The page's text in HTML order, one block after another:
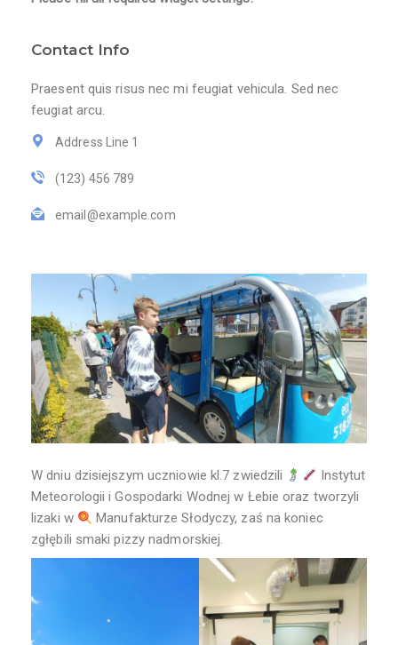
Contact Info
Praesent quis risus nec mi feugiat vehicula. Sed nec
feugiat arcu.
Address Line 1
(123) 456 789
email@example.com
W dniu dzisiejszym uczniowie kl.7 zwiedzili
Instytut
Meteorologii i Gospodarki Wodnej w Łebie oraz tworzyli
lizaki w
Manufakturze Słodyczy, zaś na koniec
zgłębili smaki pizzy nadmorskiej.